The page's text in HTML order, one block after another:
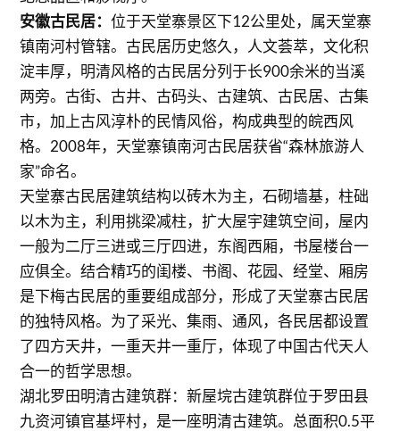
安徽古民居：位于天堂寨景区下12公里处，属天堂寨
镇南河村管辖。古民居历史悠久，人文荟萃，文化积
淀丰厚，明清风格的古民居分列于长900余米的当溪
两旁。古街、古井、古码头、古建筑、古民居、古集
市，加上古风淳朴的民情风俗，构成典型的皖西风
格。2008年，天堂寨镇南河古民居获省“森林旅游人
家”命名。
天堂寨古民居建筑结构以砖木为主，石砌墙基，柱础
以木为主，利用挑梁减柱，扩大屋宇建筑空间，屋内
一般为二厅三进或三厅四进，东阁西厢，书屋楼台一
应俱全。结合精巧的闺楼、书阁、花园、经堂、厢房
是下梅古民居的重要组成部分，形成了天堂寨古民居
的独特风格。为了采光、集雨、通风，各民居都设置
了四方天井，一重天井一重厅，体现了中国古代天人
合一的哲学思想。
湖北罗田明清古建筑群：新屋垸古建筑群位于罗田县
九资河镇官基坪村，是一座明清古建筑。总面积0.5平